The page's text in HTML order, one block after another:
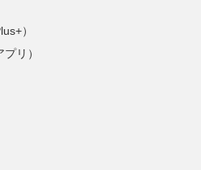
）
リ）